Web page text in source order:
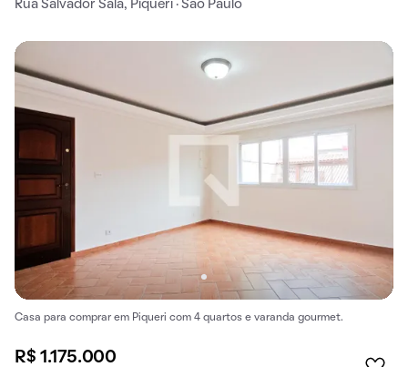
Rua Salvador Sala, Piqueri · São Paulo
Casa para comprar em Piqueri com 4 quartos e varanda gourmet.
R$ 1.175.000